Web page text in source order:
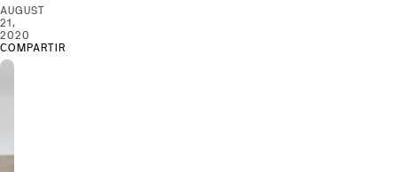
AUGUST
21,
2020
COMPARTIR